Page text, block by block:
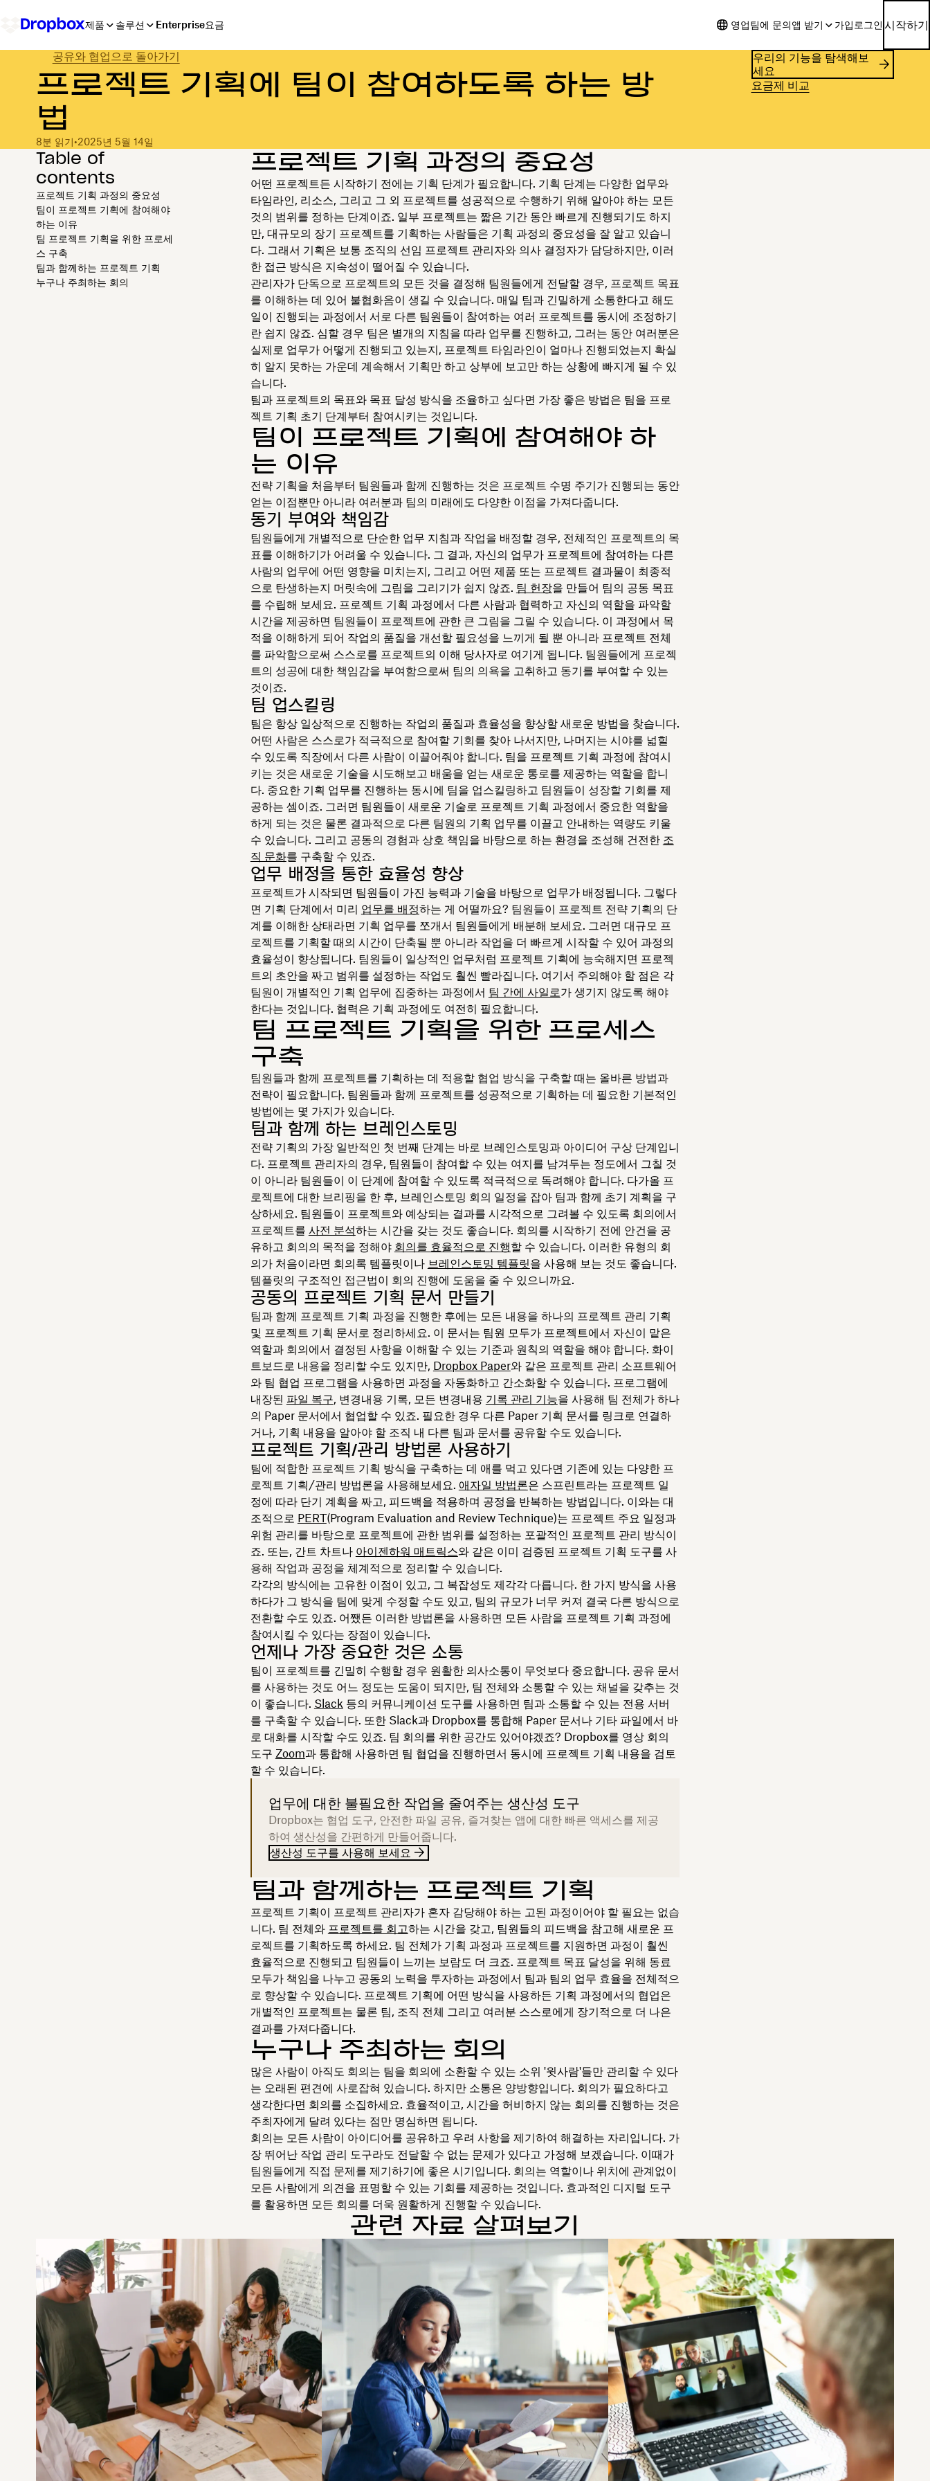
제품 솔루션 Enterprise요금 영업팀에 문의앱 받기 가입 로그인 시작하기
공유와 협업으로 돌아가기
프로젝트 기획에 팀이 참여하도록 하는 방
법
8분 읽기•2025년 5월 14일
우리의 기능을 탐색해보
세요
요금제 비교
Table of
contents
프로젝트 기획 과정의 중요성
팀이 프로젝트 기획에 참여해야
하는 이유
팀 프로젝트 기획을 위한 프로세
스 구축
팀과 함께하는 프로젝트 기획
누구나 주최하는 회의
프로젝트 기획 과정의 중요성
어떤 프로젝트든 시작하기 전에는 기획 단계가 필요합니다. 기획 단계는 다양한 업무와
타임라인, 리소스, 그리고 그 외 프로젝트를 성공적으로 수행하기 위해 알아야 하는 모든
것의 범위를 정하는 단계이죠. 일부 프로젝트는 짧은 기간 동안 빠르게 진행되기도 하지
만, 대규모의 장기 프로젝트를 기획하는 사람들은 기획 과정의 중요성을 잘 알고 있습니
다. 그래서 기획은 보통 조직의 선임 프로젝트 관리자와 의사 결정자가 담당하지만, 이러
한 접근 방식은 지속성이 떨어질 수 있습니다.
관리자가 단독으로 프로젝트의 모든 것을 결정해 팀원들에게 전달할 경우, 프로젝트 목표
를 이해하는 데 있어 불협화음이 생길 수 있습니다. 매일 팀과 긴밀하게 소통한다고 해도
일이 진행되는 과정에서 서로 다른 팀원들이 참여하는 여러 프로젝트를 동시에 조정하기
란 쉽지 않죠. 심할 경우 팀은 별개의 지침을 따라 업무를 진행하고, 그러는 동안 여러분은
실제로 업무가 어떻게 진행되고 있는지, 프로젝트 타임라인이 얼마나 진행되었는지 확실
히 알지 못하는 가운데 계속해서 기획만 하고 상부에 보고만 하는 상황에 빠지게 될 수 있
습니다.
팀과 프로젝트의 목표와 목표 달성 방식을 조율하고 싶다면 가장 좋은 방법은 팀을 프로
젝트 기획 초기 단계부터 참여시키는 것입니다.
팀이 프로젝트 기획에 참여해야 하
는 이유
전략 기획을 처음부터 팀원들과 함께 진행하는 것은 프로젝트 수명 주기가 진행되는 동안
얻는 이점뿐만 아니라 여러분과 팀의 미래에도 다양한 이점을 가져다줍니다.
동기 부여와 책임감
팀원들에게 개별적으로 단순한 업무 지침과 작업을 배정할 경우, 전체적인 프로젝트의 목
표를 이해하기가 어려울 수 있습니다. 그 결과, 자신의 업무가 프로젝트에 참여하는 다른
사람의 업무에 어떤 영향을 미치는지, 그리고 어떤 제품 또는 프로젝트 결과물이 최종적
으로 탄생하는지 머릿속에 그림을 그리기가 쉽지 않죠. 팀 헌장을 만들어 팀의 공동 목표
를 수립해 보세요. 프로젝트 기획 과정에서 다른 사람과 협력하고 자신의 역할을 파악할
시간을 제공하면 팀원들이 프로젝트에 관한 큰 그림을 그릴 수 있습니다. 이 과정에서 목
적을 이해하게 되어 작업의 품질을 개선할 필요성을 느끼게 될 뿐 아니라 프로젝트 전체
를 파악함으로써 스스로를 프로젝트의 이해 당사자로 여기게 됩니다. 팀원들에게 프로젝
트의 성공에 대한 책임감을 부여함으로써 팀의 의욕을 고취하고 동기를 부여할 수 있는
것이죠.
팀 업스킬링
팀은 항상 일상적으로 진행하는 작업의 품질과 효율성을 향상할 새로운 방법을 찾습니다.
어떤 사람은 스스로가 적극적으로 참여할 기회를 찾아 나서지만, 나머지는 시야를 넓힐
수 있도록 직장에서 다른 사람이 이끌어줘야 합니다. 팀을 프로젝트 기획 과정에 참여시
키는 것은 새로운 기술을 시도해보고 배움을 얻는 새로운 통로를 제공하는 역할을 합니
다. 중요한 기획 업무를 진행하는 동시에 팀을 업스킬링하고 팀원들이 성장할 기회를 제
공하는 셈이죠. 그러면 팀원들이 새로운 기술로 프로젝트 기획 과정에서 중요한 역할을
하게 되는 것은 물론 결과적으로 다른 팀원의 기획 업무를 이끌고 안내하는 역량도 키울
수 있습니다. 그리고 공동의 경험과 상호 책임을 바탕으로 하는 환경을 조성해 건전한 조
직 문화를 구축할 수 있죠.
업무 배정을 통한 효율성 향상
프로젝트가 시작되면 팀원들이 가진 능력과 기술을 바탕으로 업무가 배정됩니다. 그렇다
면 기획 단계에서 미리 업무를 배정하는 게 어떨까요? 팀원들이 프로젝트 전략 기획의 단
계를 이해한 상태라면 기획 업무를 쪼개서 팀원들에게 배분해 보세요. 그러면 대규모 프
로젝트를 기획할 때의 시간이 단축될 뿐 아니라 작업을 더 빠르게 시작할 수 있어 과정의
효율성이 향상됩니다. 팀원들이 일상적인 업무처럼 프로젝트 기획에 능숙해지면 프로젝
트의 초안을 짜고 범위를 설정하는 작업도 훨씬 빨라집니다. 여기서 주의해야 할 점은 각
팀원이 개별적인 기획 업무에 집중하는 과정에서 팀 간에 사일로가 생기지 않도록 해야
한다는 것입니다. 협력은 기획 과정에도 여전히 필요합니다.
팀 프로젝트 기획을 위한 프로세스
구축
팀원들과 함께 프로젝트를 기획하는 데 적용할 협업 방식을 구축할 때는 올바른 방법과
전략이 필요합니다. 팀원들과 함께 프로젝트를 성공적으로 기획하는 데 필요한 기본적인
방법에는 몇 가지가 있습니다.
팀과 함께 하는 브레인스토밍
전략 기획의 가장 일반적인 첫 번째 단계는 바로 브레인스토밍과 아이디어 구상 단계입니
다. 프로젝트 관리자의 경우, 팀원들이 참여할 수 있는 여지를 남겨두는 정도에서 그칠 것
이 아니라 팀원들이 이 단계에 참여할 수 있도록 적극적으로 독려해야 합니다. 다가올 프
로젝트에 대한 브리핑을 한 후, 브레인스토밍 회의 일정을 잡아 팀과 함께 초기 계획을 구
상하세요. 팀원들이 프로젝트와 예상되는 결과를 시각적으로 그려볼 수 있도록 회의에서
프로젝트를 사전 분석하는 시간을 갖는 것도 좋습니다. 회의를 시작하기 전에 안건을 공
유하고 회의의 목적을 정해야 회의를 효율적으로 진행할 수 있습니다. 이러한 유형의 회
의가 처음이라면 회의록 템플릿이나 브레인스토밍 템플릿을 사용해 보는 것도 좋습니다.
템플릿의 구조적인 접근법이 회의 진행에 도움을 줄 수 있으니까요.
공동의 프로젝트 기획 문서 만들기
팀과 함께 프로젝트 기획 과정을 진행한 후에는 모든 내용을 하나의 프로젝트 관리 기획
및 프로젝트 기획 문서로 정리하세요. 이 문서는 팀원 모두가 프로젝트에서 자신이 맡은
역할과 회의에서 결정된 사항을 이해할 수 있는 기준과 원칙의 역할을 해야 합니다. 화이
트보드로 내용을 정리할 수도 있지만, Dropbox Paper와 같은 프로젝트 관리 소프트웨어
와 팀 협업 프로그램을 사용하면 과정을 자동화하고 간소화할 수 있습니다. 프로그램에
내장된 파일 복구, 변경내용 기록, 모든 변경내용 기록 관리 기능을 사용해 팀 전체가 하나
의 Paper 문서에서 협업할 수 있죠. 필요한 경우 다른 Paper 기획 문서를 링크로 연결하
거나, 기획 내용을 알아야 할 조직 내 다른 팀과 문서를 공유할 수도 있습니다.
프로젝트 기획/관리 방법론 사용하기
팀에 적합한 프로젝트 기획 방식을 구축하는 데 애를 먹고 있다면 기존에 있는 다양한 프
로젝트 기획/관리 방법론을 사용해보세요. 애자일 방법론은 스프린트라는 프로젝트 일
정에 따라 단기 계획을 짜고, 피드백을 적용하며 공정을 반복하는 방법입니다. 이와는 대
조적으로 PERT(Program Evaluation and Review Technique)는 프로젝트 주요 일정과
위험 관리를 바탕으로 프로젝트에 관한 범위를 설정하는 포괄적인 프로젝트 관리 방식이
죠. 또는, 간트 차트나 아이젠하워 매트릭스와 같은 이미 검증된 프로젝트 기획 도구를 사
용해 작업과 공정을 체계적으로 정리할 수 있습니다.
각각의 방식에는 고유한 이점이 있고, 그 복잡성도 제각각 다릅니다. 한 가지 방식을 사용
하다가 그 방식을 팀에 맞게 수정할 수도 있고, 팀의 규모가 너무 커져 결국 다른 방식으로
전환할 수도 있죠. 어쨌든 이러한 방법론을 사용하면 모든 사람을 프로젝트 기획 과정에
참여시킬 수 있다는 장점이 있습니다.
언제나 가장 중요한 것은 소통
팀이 프로젝트를 긴밀히 수행할 경우 원활한 의사소통이 무엇보다 중요합니다. 공유 문서
를 사용하는 것도 어느 정도는 도움이 되지만, 팀 전체와 소통할 수 있는 채널을 갖추는 것
이 좋습니다. Slack 등의 커뮤니케이션 도구를 사용하면 팀과 소통할 수 있는 전용 서버
를 구축할 수 있습니다. 또한 Slack과 Dropbox를 통합해 Paper 문서나 기타 파일에서 바
로 대화를 시작할 수도 있죠. 팀 회의를 위한 공간도 있어야겠죠? Dropbox를 영상 회의
도구 Zoom과 통합해 사용하면 팀 협업을 진행하면서 동시에 프로젝트 기획 내용을 검토
할 수 있습니다.
업무에 대한 불필요한 작업을 줄여주는 생산성 도구
Dropbox는 협업 도구, 안전한 파일 공유, 즐겨찾는 앱에 대한 빠른 액세스를 제공
하여 생산성을 간편하게 만들어줍니다.
생산성 도구를 사용해 보세요
팀과 함께하는 프로젝트 기획
프로젝트 기획이 프로젝트 관리자가 혼자 감당해야 하는 고된 과정이어야 할 필요는 없습
니다. 팀 전체와 프로젝트를 회고하는 시간을 갖고, 팀원들의 피드백을 참고해 새로운 프
로젝트를 기획하도록 하세요. 팀 전체가 기획 과정과 프로젝트를 지원하면 과정이 훨씬
효율적으로 진행되고 팀원들이 느끼는 보람도 더 크죠. 프로젝트 목표 달성을 위해 동료
모두가 책임을 나누고 공동의 노력을 투자하는 과정에서 팀과 팀의 업무 효율을 전체적으
로 향상할 수 있습니다. 프로젝트 기획에 어떤 방식을 사용하든 기획 과정에서의 협업은
개별적인 프로젝트는 물론 팀, 조직 전체 그리고 여러분 스스로에게 장기적으로 더 나은
결과를 가져다줍니다.
누구나 주최하는 회의
많은 사람이 아직도 회의는 팀을 회의에 소환할 수 있는 소위 '윗사람'들만 관리할 수 있다
는 오래된 편견에 사로잡혀 있습니다. 하지만 소통은 양방향입니다. 회의가 필요하다고
생각한다면 회의를 소집하세요. 효율적이고, 시간을 허비하지 않는 회의를 진행하는 것은
주최자에게 달려 있다는 점만 명심하면 됩니다.
회의는 모든 사람이 아이디어를 공유하고 우려 사항을 제기하여 해결하는 자리입니다. 가
장 뛰어난 작업 관리 도구라도 전달할 수 없는 문제가 있다고 가정해 보겠습니다. 이때가
팀원들에게 직접 문제를 제기하기에 좋은 시기입니다. 회의는 역할이나 위치에 관계없이
모든 사람에게 의견을 표명할 수 있는 기회를 제공하는 것입니다. 효과적인 디지털 도구
를 활용하면 모든 회의를 더욱 원활하게 진행할 수 있습니다.
관련 자료 살펴보기